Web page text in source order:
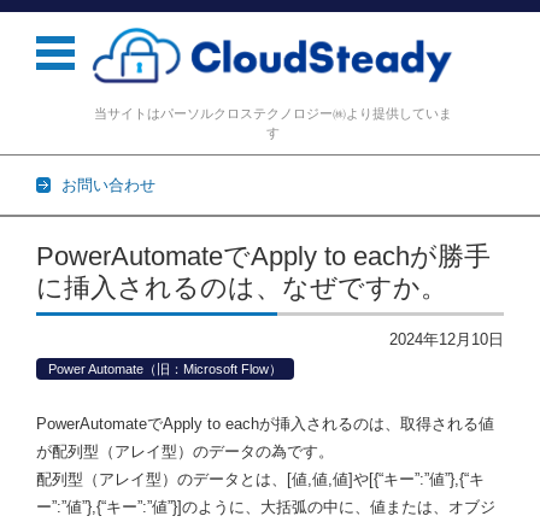
当サイトはパーソルクロステクノロジー㈱より提供していま
す
お問い合わせ
コンテンツに移動
PowerAutomateでApply to eachが勝手
に挿入されるのは、なぜですか。
2024年12月10日
Power Automate（旧：Microsoft Flow）
PowerAutomateでApply to eachが挿入されるのは、取得される値
が配列型（アレイ型）のデータの為です。
配列型（アレイ型）のデータとは、[値,値,値]や[{“キー”:”値”},{“キ
ー”:”値”},{“キー”:”値”}]のように、大括弧の中に、値または、オブジ